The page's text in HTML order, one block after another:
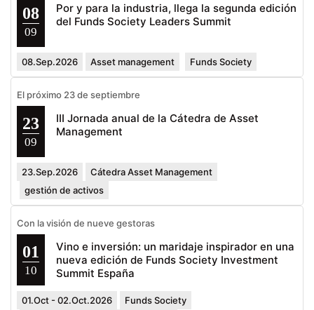
08
09
Por y para la industria, llega la segunda edición
del Funds Society Leaders Summit
08.Sep.2026 Asset management Funds Society
El próximo 23 de septiembre
23
09
III Jornada anual de la Cátedra de Asset
Management
23.Sep.2026
Cátedra Asset Management
gestión de activos
Con la visión de nueve gestoras
01
10
Vino e inversión: un maridaje inspirador en una
nueva edición de Funds Society Investment
Summit España
01.Oct - 02.Oct.2026
Funds Society